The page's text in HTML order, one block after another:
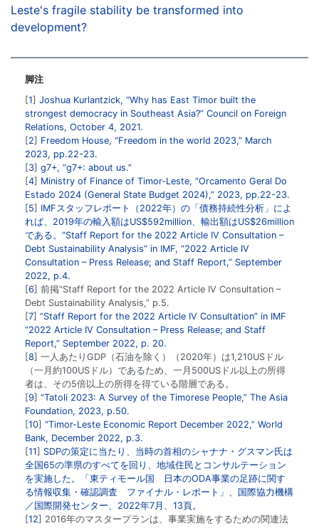
Leste's fragile stability be transformed into
development?
脚注
1
Joshua Kurlantzick, “Why has East Timor built the
strongest democracy in Southeast Asia?” Council on Foreign
Relations, October 4, 2021.
2
Freedom House, “Freedom in the world 2023,” March
2023, pp.22-23.
3 g7+, “g7+: about us.”
4
Ministry of Finance of Timor-Leste, “Orcamento Geral Do
Estado 2024 (General State Budget 2024),” 2023, pp.22-23.
5
IMFスタッフレポート（2022年）の「債務持続性分析」によ
れば、2019年の輸入額はUS$592million、輸出額はUS$26million
である。“Staff Report for the 2022 Article IV Consultation –
Debt Sustainability Analysis” in IMF, “2022 Article IV
Consultation – Press Release; and Staff Report,” September
2022, p.4.
6
前掲“Staff Report for the 2022 Article IV Consultation –
Debt Sustainability Analysis,” p.5.
7 “Staff Report for the 2022 Article IV Consultation” in IMF
“2022 Article IV Consultation – Press Release; and Staff
Report,” September 2022, p. 20.
8
一人あたりGDP（石油を除く）（2020年）は1,210USドル
（一月約100USドル）であるため、一月500USドル以上の所得
者は、その5倍以上の所得を得ている階層である。
9 “Tatoli 2023: A Survey of the Timorese People,” The Asia
Foundation, 2023, p.50.
10 “Timor-Leste Economic Report December 2022,” World
Bank, December 2022, p.3.
11
SDPの策定に当たり、当時の首相のシャナナ・グスマン氏は
全国65の準県のすべてを回り、地域住民とコンサルテーション
を実施した。「東ティモール国 日本のODA事業の足跡に関す
る情報収集・確認調査 ファイナル・レポート」、国際協力機構
／国際開発センター、2022年7月、13頁。
12
2016年のマスタープランは、事業実施をするための関連法